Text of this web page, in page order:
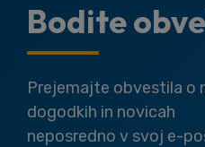
Bodite
Prejemajte obvestila o
dogodkih in novicah
neposredno v svoj e-